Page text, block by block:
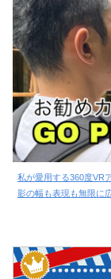
私が愛用する360度VR
影の幅も表現も無限に